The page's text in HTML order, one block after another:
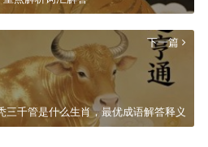
下一篇
三千管是什么生肖，最优成语解答释义